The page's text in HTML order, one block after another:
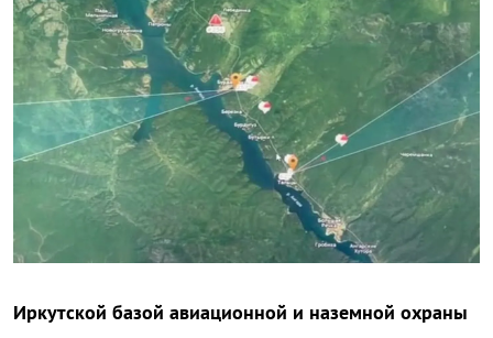
Иркутской базой авиационной и наземной охраны